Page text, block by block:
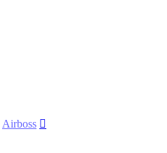
Airboss